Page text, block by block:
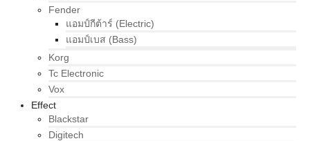
Fender
แอมป์กีต้าร์ (Electric)
แอมป์เบส (Bass)
Korg
Tc Electronic
Vox
Effect
Blackstar
Digitech